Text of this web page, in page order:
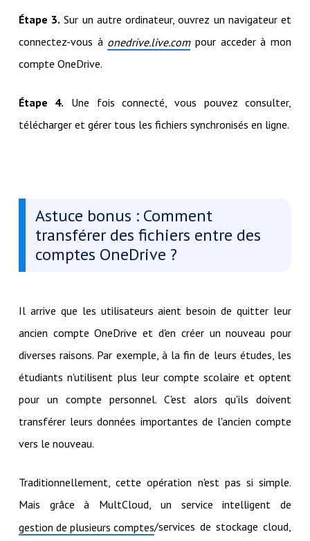
Étape 3. Sur un autre ordinateur, ouvrez un navigateur et
connectez-vous à onedrive.live.compour acceder à mon
compte OneDrive.
Étape 4. Une fois connecté, vous pouvez consulter,
télécharger et gérer tous les fichiers synchronisés en ligne.
Astuce bonus : Comment
transférer des fichiers entre des
comptes OneDrive ?
Il arrive que les utilisateurs aient besoin de quitter leur
ancien compte OneDrive et d'en créer un nouveau pour
diverses raisons. Par exemple, à la fin de leurs études, les
étudiants n'utilisent plus leur compte scolaire et optent
pour un compte personnel. C'est alors qu'ils doivent
transférer leurs données importantes de l'ancien compte
vers le nouveau.
Traditionnellement, cette opération n'est pas si simple.
Mais grâce à MultCloud, un service intelligent de
gestion de plusieurs comptes/services de stockage cloud,